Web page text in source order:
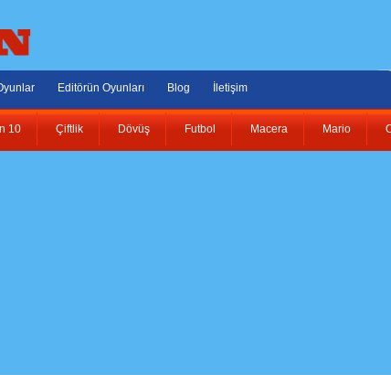
Editörün Oyunları Blog İletişim
10 Çiftlik Dövüş Futbol Macera Mario